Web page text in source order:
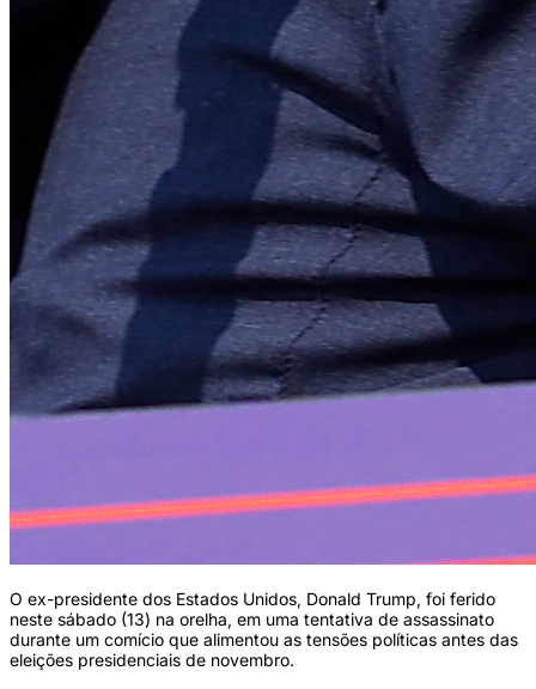
O ex-presidente dos Estados Unidos, Donald Trump, foi ferido
neste sábado (13) na orelha, em uma tentativa de assassinato
durante um comício que alimentou as tensões políticas antes das
eleições presidenciais de novembro.